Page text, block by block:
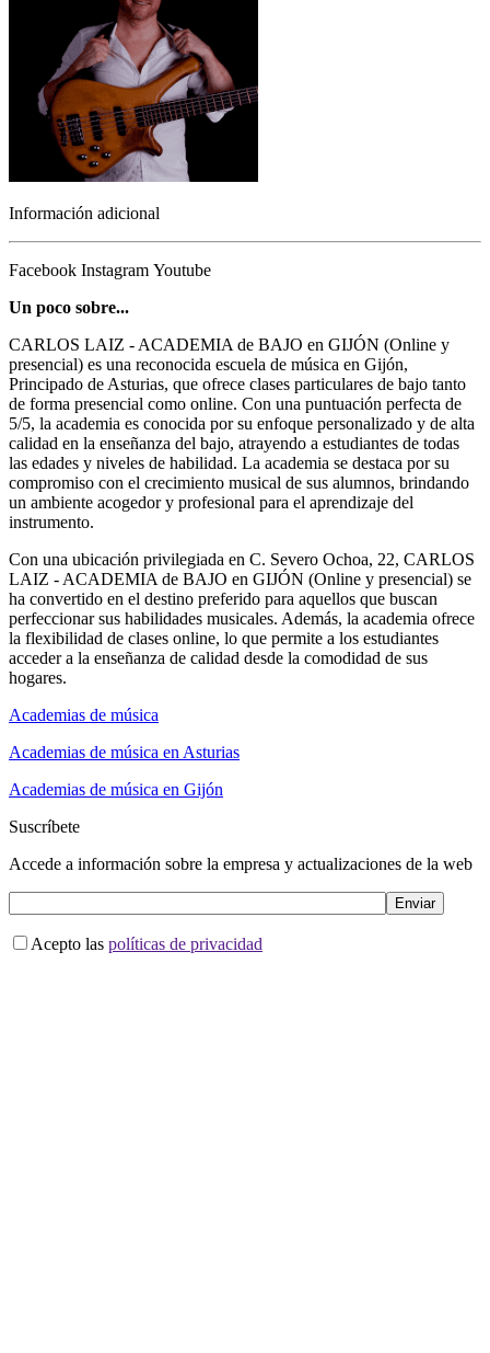
Información adicional
Facebook Instagram Youtube
Un poco sobre...
CARLOS LAIZ - ACADEMIA de BAJO en GIJÓN (Online y
presencial) es una reconocida escuela de música en Gijón,
Principado de Asturias, que ofrece clases particulares de bajo tanto
de forma presencial como online. Con una puntuación perfecta de
5/5, la academia es conocida por su enfoque personalizado y de alta
calidad en la enseñanza del bajo, atrayendo a estudiantes de todas
las edades y niveles de habilidad. La academia se destaca por su
compromiso con el crecimiento musical de sus alumnos, brindando
un ambiente acogedor y profesional para el aprendizaje del
instrumento.
Con una ubicación privilegiada en C. Severo Ochoa, 22, CARLOS
LAIZ - ACADEMIA de BAJO en GIJÓN (Online y presencial) se
ha convertido en el destino preferido para aquellos que buscan
perfeccionar sus habilidades musicales. Además, la academia ofrece
la flexibilidad de clases online, lo que permite a los estudiantes
acceder a la enseñanza de calidad desde la comodidad de sus
hogares.
Academias de música
Academias de música en Asturias
Academias de música en Gijón
Suscríbete
Accede a información sobre la empresa y actualizaciones de la web
Acepto las políticas de privacidad